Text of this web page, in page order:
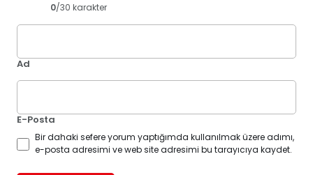
0/30 karakter
Ad
E-Posta
Bir dahaki sefere yorum yaptığımda kullanılmak üzere adımı,
e-posta adresimi ve web site adresimi bu tarayıcıya kaydet.